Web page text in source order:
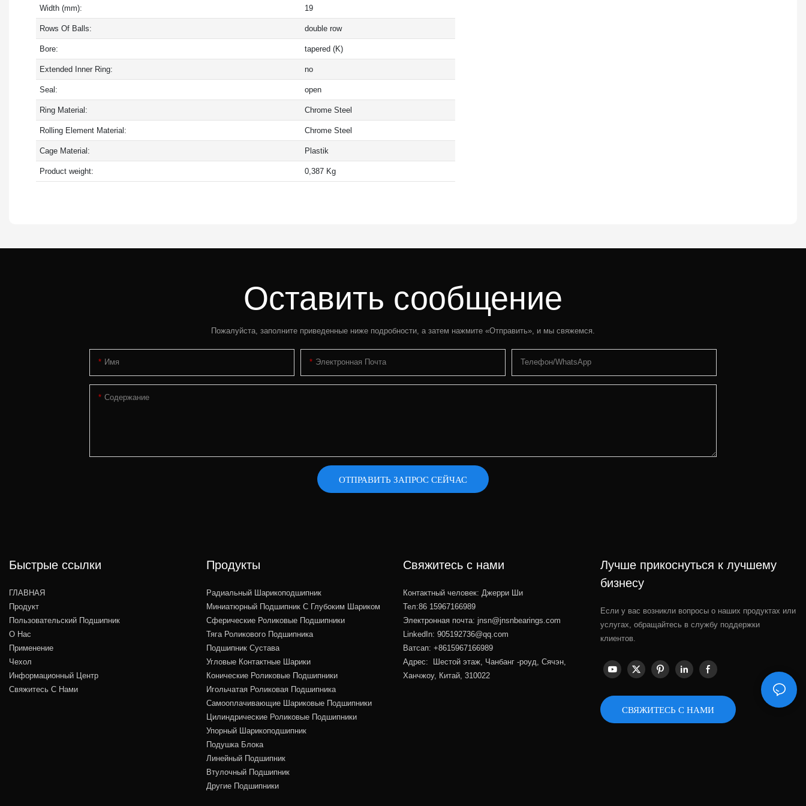
Width (mm): 19
Rows Of Balls: double row
Bore: tapered (K)
Extended Inner Ring: no
Seal: open
Ring Material: Chrome Steel
Rolling Element Material: Chrome Steel
Cage Material: Plastik
Product weight: 0,387 Kg
Оставить сообщение
Пожалуйста, заполните приведенные ниже подробности, а затем нажмите «Отправить», и мы свяжемся.
Имя Электронная Почта Телефон/WhatsApp
Содержание
ОТПРАВИТЬ ЗАПРОС СЕЙЧАС
Быстрые ссылки
ГЛАВНАЯ
Продукт
Пользовательский Подшипник
О Нас
Применение
Чехол
Информационный Центр
Свяжитесь С Нами
Продукты
Радиальный Шарикоподшипник
Миниатюрный Подшипник С Глубоким Шариком
Сферические Роликовые Подшипники
Тяга Роликового Подшипника
Подшипник Сустава
Угловые Контактные Шарики
Конические Роликовые Подшипники
Игольчатая Роликовая Подшипника
Самооплачивающие Шариковые Подшипники
Цилиндрические Роликовые Подшипники
Упорный Шарикоподшипник
Подушка Блока
Линейный Подшипник
Втулочный Подшипник
Другие Подшипники
Свяжитесь с нами
Контактный человек: Джерри Ши
Тел:86 15967166989
Электронная почта: jnsn@jnsnbearings.com
LinkedIn: 905192736@qq.com
Ватсап: +8615967166989
Адрес: Шестой этаж, Чанбанг -роуд, Сячэн,
Ханчжоу, Китай, 310022
Лучше прикоснуться к лучшему
бизнесу
Если у вас возникли вопросы о наших продуктах или
услугах, обращайтесь в службу поддержки
клиентов.
СВЯЖИТЕСЬ С НАМИ